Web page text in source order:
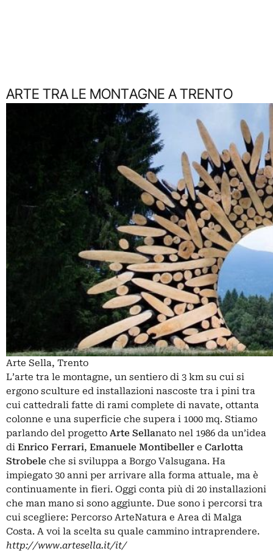
ARTE TRA LE MONTAGNE A TRENTO
Arte Sella, Trento
L’arte tra le montagne, un sentiero di 3 km su cui si
ergono sculture ed installazioni nascoste tra i pini tra
cui cattedrali fatte di rami complete di navate, ottanta
colonne e una superficie che supera i 1000 mq. Stiamo
parlando del progetto Arte Sellanato nel 1986 da un’idea
di Enrico Ferrari, Emanuele Montibeller e Carlotta
Strobele che si sviluppa a Borgo Valsugana. Ha
impiegato 30 anni per arrivare alla forma attuale, ma è
continuamente in fieri. Oggi conta più di 20 installazioni
che man mano si sono aggiunte. Due sono i percorsi tra
cui scegliere: Percorso ArteNatura e Area di Malga
Costa. A voi la scelta su quale cammino intraprendere.
http://www.artesella.it/it/